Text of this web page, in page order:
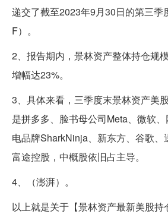
递交了截至2023年9月30日的第三季
F）。
2、报告期内，景林资产整体持仓规
增幅达23%。
3、具体来看，三季度末景林资产美
是拼多多、脸书母公司Meta、微软
电品牌SharkNinja、新东方、谷歌、
富途控股，中概股依旧占主导。
4、（澎湃）。
以上就是关于【景林资产最新美股